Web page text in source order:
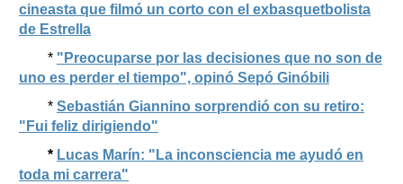
cineasta que filmó un corto con el exbasquetbolista
de Estrella
* "Preocuparse por las decisiones que no son de
uno es perder el tiempo", opinó Sepó Ginóbili
* Sebastián Giannino sorprendió con su retiro:
"Fui feliz dirigiendo"
* Lucas Marín: "La inconsciencia me ayudó en
toda mi carrera"